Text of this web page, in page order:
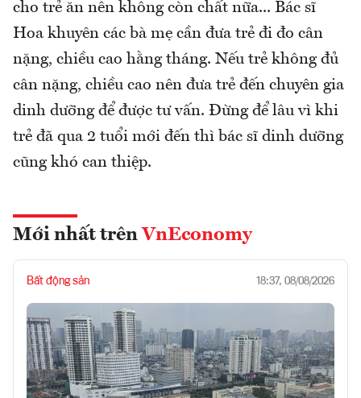
cho trẻ ăn nên không còn chất nữa... Bác sĩ
Hoa khuyên các bà mẹ cần đưa trẻ đi đo cân
nặng, chiều cao hằng tháng. Nếu trẻ không đủ
cân nặng, chiều cao nên đưa trẻ đến chuyên gia
dinh dưỡng để được tư vấn. Đừng để lâu vì khi
trẻ đã qua 2 tuổi mới đến thì bác sĩ dinh dưỡng
cũng khó can thiệp.
Mới nhất trên VnEconomy
Bất động sản 18:37, 08/08/2026